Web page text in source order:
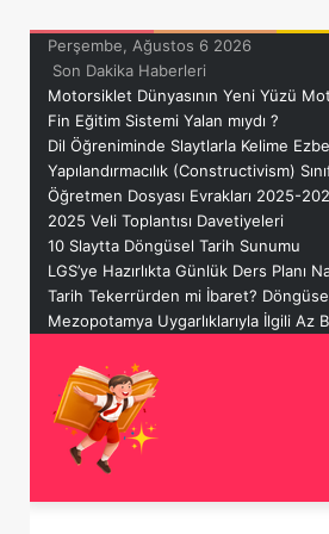
Perşembe, Ağustos 6 2026
Son Dakika Haberleri
Motorsiklet Dünyasının Yeni Yüzü
Fin Eğitim Sistemi Yalan mıydı ?
Dil Öğreniminde Slaytlarla Kelime
Yapılandırmacılık (Constructivism)
Öğretmen Dosyası Evrakları 2025-
2025 Veli Toplantısı Davetiyeleri
10 Slaytta Döngüsel Tarih Sunumu
LGS’ye Hazırlıkta Günlük Ders Planı
Tarih Tekerrürden mi İbaret? Döngüsel
Mezopotamya Uygarlıklarıyla İlgili Az